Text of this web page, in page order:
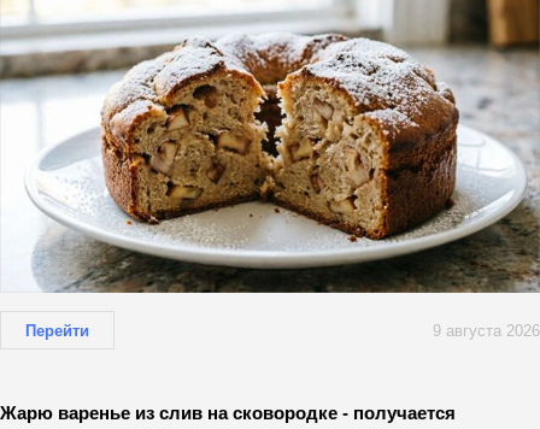
Перейти 9 августа 2026
Жарю варенье из слив на сковородке - получается